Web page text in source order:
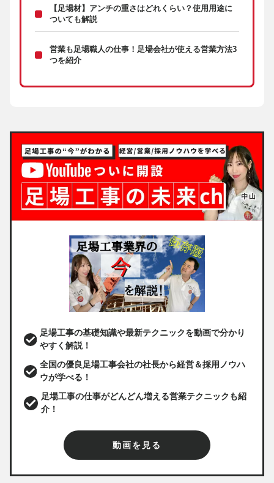
【足場材】アンチの重さはどれくらい？使用用途に
ついても解説
営業も足場職人の仕事！足場会社が使える営業方法3
つを紹介
足場工事の基礎知識や最新テクニックを動画で分かり
やすく解説！
全国の優良足場工事会社の社長から経営＆採用ノウハ
ウが学べる！
足場工事の仕事がどんどん増える営業テクニックも紹
介！
動画を見る